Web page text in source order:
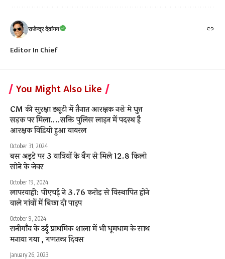
राजेन्द्र देवांगन
Editor In Chief
You Might Also Like
CM की सुरक्षा ड्यूटी में तैनात आरक्षक नशे मे धुत्त
सड़क पर मिला….सक्ति पुलिस लाइन में पदस्थ है
आरक्षक विडियो हुआ वायरल
October 31, 2024
बस अड्‌डे पर 3 यात्रियों के बैग से मिले 12.8 किलो
सोने के जेवर
October 19, 2024
लापरवाही: पीएचई ने 3.76 करोड़ से विस्थापित होने
वाले गांवों में बिछा दी पाइप
October 9, 2024
रानीगाँव के उर्दू प्राथमिक शाला में भी धूमधाम के साथ
मनाया गया , गणतन्त्र दिवस
January 26, 2023